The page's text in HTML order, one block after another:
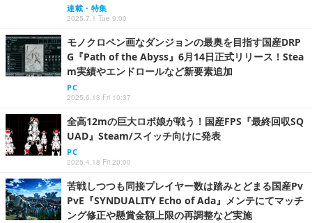
連載・特集
2025.7.1 Tue 9:00
モノクロペン画なダンジョンの最奥を目指す国産DRP
G『Path of the Abyss』6月14日正式リリース！Stea
m実績やエンドロールなど新要素追加
PC
2025.6.13 Fri 10:37
全高12mの巨大ロボ娘が戦う！国産FPS『最終回収SQ
UAD』Steam/スイッチ向けに発表
PC
2025.4.18 Fri 20:00
苦戦しつつも同接プレイヤー数は踏みとどまる国産Pv
PvE『SYNDUALITY Echo of Ada』メンテにてマッチ
ング修正や懸賞金額上限の再調整など実施